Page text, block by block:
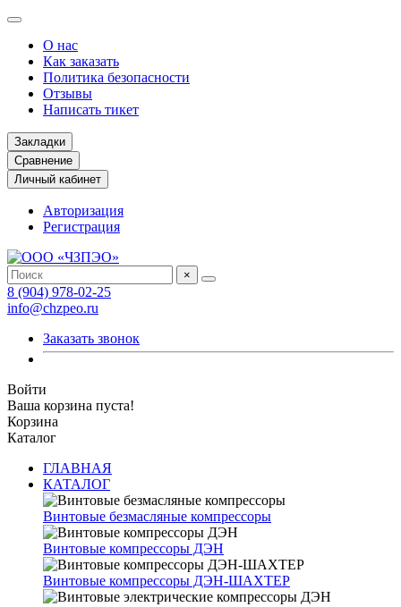
О нас
Как заказать
Политика безопасности
Отзывы
Написать тикет
Закладки
Сравнение
Личный кабинет
Авторизация
Регистрация
×
8 (904) 978-02-25
info@chzpeo.ru
Заказать звонок
Войти
Ваша корзина пуста!
Корзина
Каталог
ГЛАВНАЯ
КАТАЛОГ
Винтовые безмасляные компрессоры
Винтовые компрессоры ДЭН
Винтовые компрессоры ДЭН-ШАХТЕР